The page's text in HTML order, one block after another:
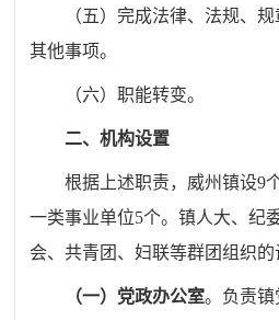
（五）完成法律、法规、
其他事项。
（六）职能转变。
二、机构设置
根据上述职责，威州镇设9
一类事业单位5个。镇人大、纪
会、共青团、妇联等群团组织的
（一）党政办公室。 负责